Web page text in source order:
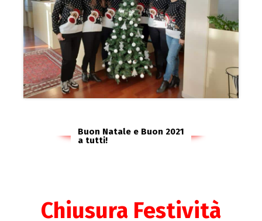
Buon Natale e Buon 2021
a tutti!
Chiusura Festività